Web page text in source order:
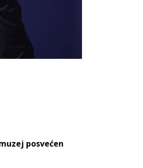
posvećen